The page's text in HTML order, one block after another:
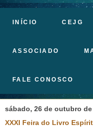
INÍCIO CEJG
ASSOCIADO
FALE CONOSCO
sábado, 26 de outubro de
XXXI Feira do Livro